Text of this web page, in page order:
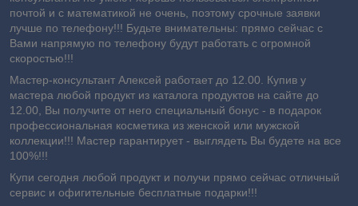
почтой и с математикой не очень, поэтому срочные заявки
лучше по телефону!!! Будьте внимательны: прямо сейчас с
Вами напрямую по телефону будут работать с огромной
скоростью!!!
Мастер-консультант Алексей работает до 12.00. Купив у
мастера любой продукт из каталога продуктов на сайте до
12.00, Вы получите от него специальный бонус - в подарок
профессиональная косметика из женской или мужской
коллекции!!! Мастер гарантирует - выглядеть Вы будете на все
100%!!!
Купи сегодня любой продукт и получи прямо сейчас отличный
сервис и офигительные бесплатные подарки!!!